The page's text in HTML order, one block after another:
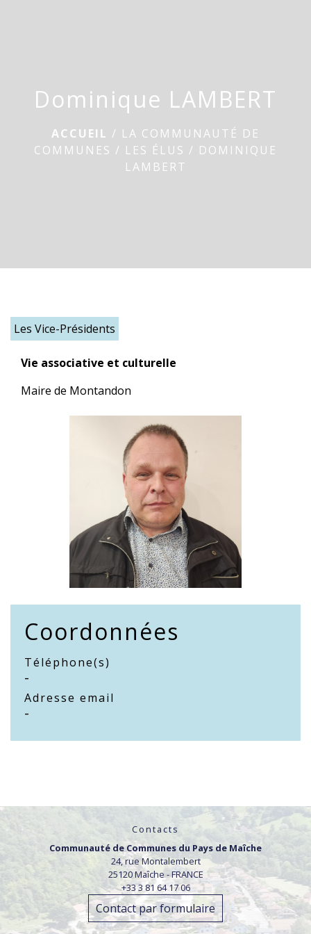
Dominique LAMBERT
ACCUEIL / LA COMMUNAUTÉ DE
COMMUNES / LES ÉLUS / DOMINIQUE
LAMBERT
Les Vice-Présidents
Vie associative et culturelle
Maire de Montandon
Coordonnées
Téléphone(s)
-
Adresse email
-
Contacts
Communauté de Communes du Pays de Maîche
24, rue Montalembert
25120 Maîche - FRANCE
+33 3 81 64 17 06
Contact par formulaire